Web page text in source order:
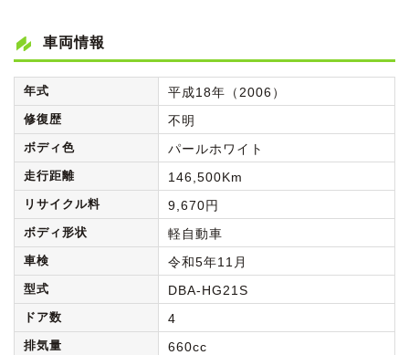
車両情報
年式 平成18年（2006）
修復歴 不明
ボディ色 パールホワイト
走行距離 146,500Km
リサイクル料 9,670円
ボディ形状 軽自動車
車検 令和5年11月
型式 DBA-HG21S
ドア数 4
排気量 660cc